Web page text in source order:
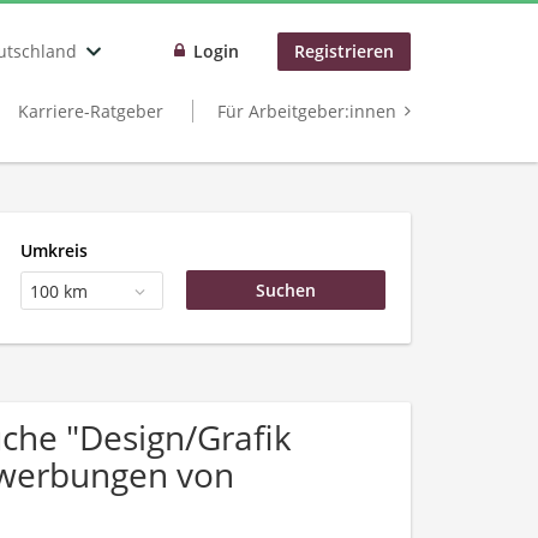
Login Registrieren
Karriere-Ratgeber Für Arbeitgeber:innen
Umkreis
100 km
"Design/Grafik
von